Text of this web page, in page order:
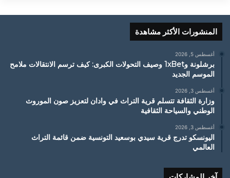
المنشورات الأكثر مشاهدة
أغسطس 5, 2026
برشلونة و1xBet وصيف التحولات الكبرى: كيف ترسم الانتقالات ملامح
الموسم الجديد
أغسطس 3, 2026
وزارة الثقافة تتسلم قرية التراث في وادان لتعزيز صون الموروث
الوطني والسياحة الثقافية
أغسطس 3, 2026
اليونسكو تدرج قرية سيدي بوسعيد التونسية ضمن قائمة التراث
العالمي